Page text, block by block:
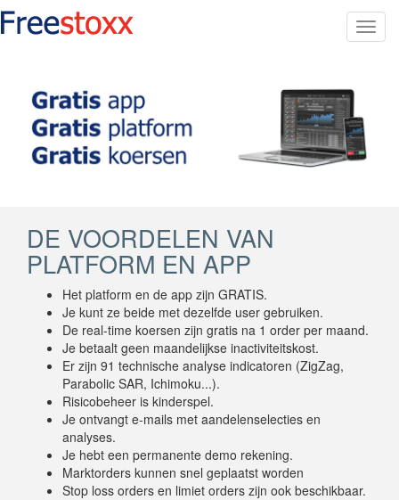
DE VOORDELEN VAN
PLATFORM EN APP
Het platform en de app zijn GRATIS.
Je kunt ze beide met dezelfde user gebruiken.
De real-time koersen zijn gratis na 1 order per maand.
Je betaalt geen maandelijkse inactiviteitskost.
Er zijn 91 technische analyse indicatoren (ZigZag,
Parabolic SAR, Ichimoku...).
Risicobeheer is kinderspel.
Je ontvangt e-mails met aandelenselecties en
analyses.
Je hebt een permanente demo rekening.
Marktorders kunnen snel geplaatst worden
Stop loss orders en limiet orders zijn ook beschikbaar.